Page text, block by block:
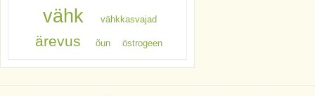
vähk vähkkasvajad
ärevus õun östrogeen